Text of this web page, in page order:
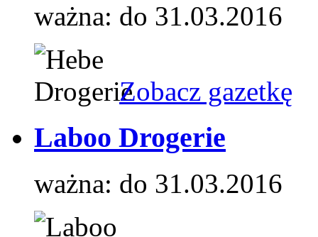
ważna: do 31.03.2016
Zobacz gazetkę
Laboo Drogerie
ważna: do 31.03.2016